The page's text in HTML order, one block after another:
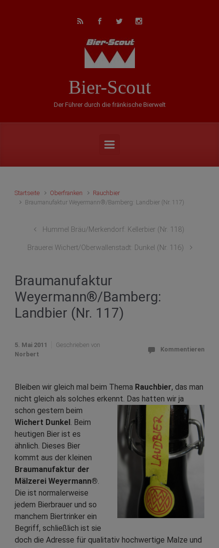
Bier-Scout
Der Führer durch die fränkische Bierwelt
Startseite Oberfranken
Rauchbier
Braumanufaktur Weyermann®/Bamberg: Landbier (Nr. 117)
Hummel Bräu/Merkendorf: Kellerbier (Nr. 118)
Brauerei Wichert/Oberwallenstadt: Dunkel (Nr. 116)
Braumanufaktur
Weyermann®/Bamberg:
Landbier (Nr. 117)
5. Mai 2011
Geschrieben von
Norbert
Kommentieren
Bleiben wir gleich mal beim Thema Rauchbier, das man
nicht gleich als solches erkennt. Das hatten wir ja
schon gestern beim
Wichert Dunkel. Beim
heutigen Bier ist es
ähnlich. Dieses Bier
kommt aus der kleinen
Braumanufaktur der
Mälzerei Weyermann®.
Die ist normalerweise
jedem Bierbrauer und so
manchem Biertrinker ein
Begriff, schließlich ist sie
doch die Adresse für qualitativ hochwertige Malze und